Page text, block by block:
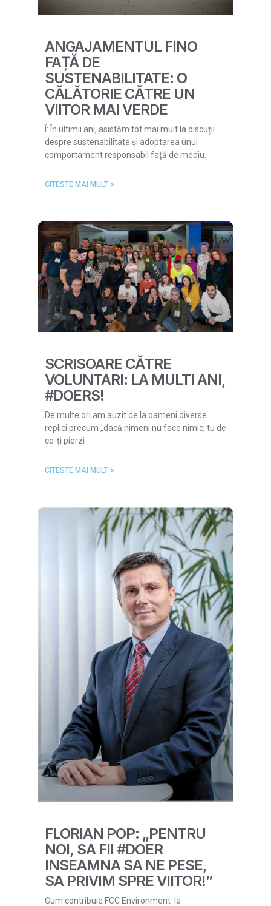
ANGAJAMENTUL FINO
FAȚĂ DE
SUSTENABILITATE: O
CĂLĂTORIE CĂTRE UN
VIITOR MAI VERDE
Î: În ultimii ani, asistăm tot mai mult la discuții
despre sustenabilitate și adoptarea unui
comportament responsabil față de mediu.
CITESTE MAI MULT >
SCRISOARE CĂTRE
VOLUNTARI: LA MULTI ANI,
#DOERS!
De multe ori am auzit de la oameni diverse
replici precum „dacă nimeni nu face nimic, tu de
ce-ți pierzi
CITESTE MAI MULT >
FLORIAN POP: „PENTRU
NOI, SA FII #DOER
INSEAMNA SA NE PESE,
SA PRIVIM SPRE VIITOR!”
Cum contribuie FCC Environment la